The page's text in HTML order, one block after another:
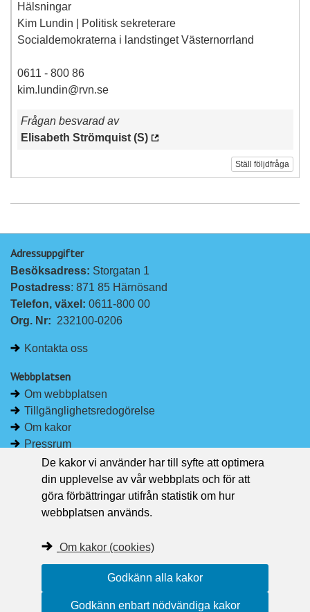
Hälsningar
Kim Lundin | Politisk sekreterare
Socialdemokraterna i landstinget Västernorrland
0611 - 800 86
kim.lundin@rvn.se
Frågan besvarad av
Elisabeth Strömquist (S)
Ställ följdfråga
Adressuppgifter
Besöksadress: Storgatan 1
Postadress: 871 85 Härnösand
Telefon, växel: 0611-800 00
Org. Nr: 232100-0206
Kontakta oss
Webbplatsen
Om webbplatsen
Tillgänglighetsredogörelse
Om kakor
Pressrum
Håll dig uppdaterad
Följ Region Västernorrland på Facebook
Region Västernorrland i sociala medier
De kakor vi använder har till syfte att optimera
din upplevelse av vår webbplats och för att
göra förbättringar utifrån statistik om hur
webbplatsen används.
Om kakor (cookies)
Godkänn alla kakor
Godkänn enbart nödvändiga kakor